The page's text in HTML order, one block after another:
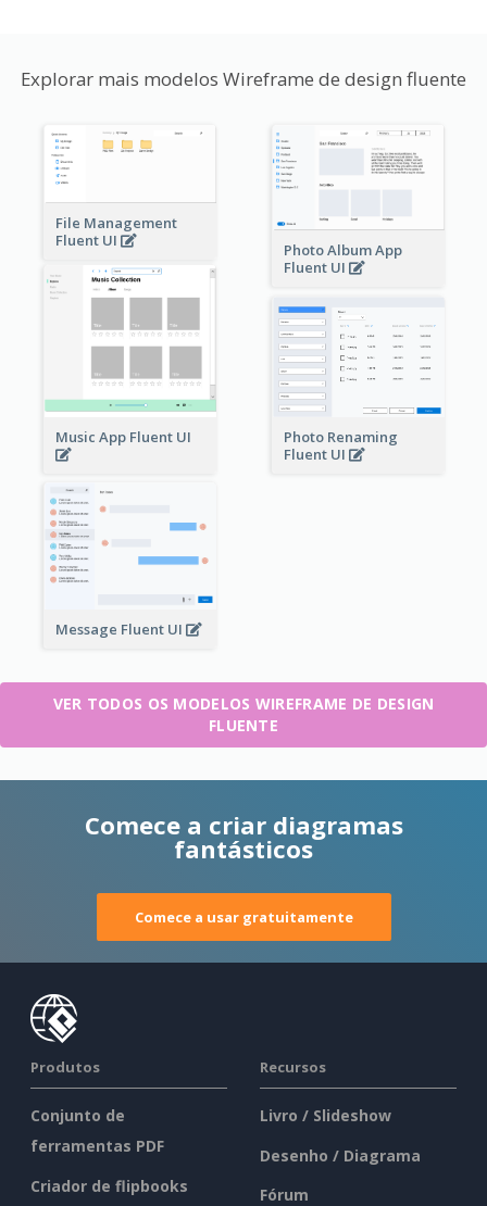
Explorar mais modelos Wireframe de design fluente
File Management
Fluent UI
Photo Album App
Fluent UI
Music App Fluent UI
Photo Renaming
Fluent UI
Message Fluent UI
VER TODOS OS MODELOS WIREFRAME DE DESIGN
FLUENTE
Comece a criar diagramas
fantásticos
Comece a usar gratuitamente
Produtos
Conjunto de
ferramentas PDF
Criador de flipbooks
Recursos
Livro / Slideshow
Desenho / Diagrama
Fórum